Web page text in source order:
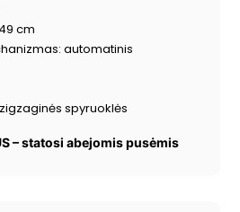
cm
automatinis
spyruoklės
– statosi abejomis pusėmis